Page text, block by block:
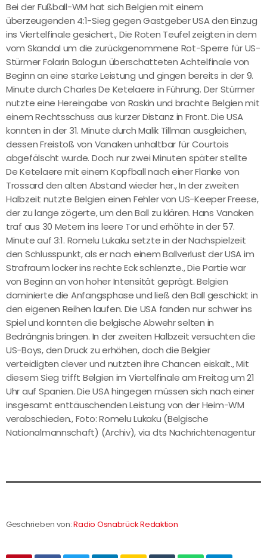
Bei der Fußball-WM hat sich Belgien mit einem
überzeugenden 4:1-Sieg gegen Gastgeber USA den Einzug
ins Viertelfinale gesichert., Die Roten Teufel zeigten in dem
vom Skandal um die zurückgenommene Rot-Sperre für US-
Stürmer Folarin Balogun überschatteten Achtelfinale von
Beginn an eine starke Leistung und gingen bereits in der 9.
Minute durch Charles De Ketelaere in Führung. Der Stürmer
nutzte eine Hereingabe von Raskin und brachte Belgien mit
einem Rechtsschuss aus kurzer Distanz in Front. Die USA
konnten in der 31. Minute durch Malik Tillman ausgleichen,
dessen Freistoß von Vanaken unhaltbar für Courtois
abgefälscht wurde. Doch nur zwei Minuten später stellte
De Ketelaere mit einem Kopfball nach einer Flanke von
Trossard den alten Abstand wieder her., In der zweiten
Halbzeit nutzte Belgien einen Fehler von US-Keeper Freese,
der zu lange zögerte, um den Ball zu klären. Hans Vanaken
traf aus 30 Metern ins leere Tor und erhöhte in der 57.
Minute auf 3:1. Romelu Lukaku setzte in der Nachspielzeit
den Schlusspunkt, als er nach einem Ballverlust der USA im
Strafraum locker ins rechte Eck schlenzte., Die Partie war
von Beginn an von hoher Intensität geprägt. Belgien
dominierte die Anfangsphase und ließ den Ball geschickt in
den eigenen Reihen laufen. Die USA fanden nur schwer ins
Spiel und konnten die belgische Abwehr selten in
Bedrängnis bringen. In der zweiten Halbzeit versuchten die
US-Boys, den Druck zu erhöhen, doch die Belgier
verteidigten clever und nutzten ihre Chancen eiskalt., Mit
diesem Sieg trifft Belgien im Viertelfinale am Freitag um 21
Uhr auf Spanien. Die USA hingegen müssen sich nach einer
insgesamt enttäuschenden Leistung von der Heim-WM
verabschieden., Foto: Romelu Lukaku (Belgische
Nationalmannschaft) (Archiv), via dts Nachrichtenagentur
Geschrieben von:Radio Osnabrück Redaktion